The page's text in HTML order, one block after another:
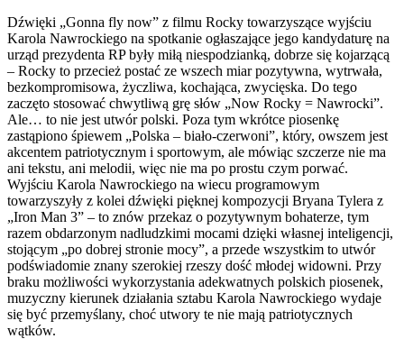
Dźwięki „Gonna fly now” z filmu Rocky towarzyszące wyjściu
Karola Nawrockiego na spotkanie ogłaszające jego kandydaturę na
urząd prezydenta RP były miłą niespodzianką, dobrze się kojarzącą
– Rocky to przecież postać ze wszech miar pozytywna, wytrwała,
bezkompromisowa, życzliwa, kochająca, zwycięska. Do tego
zaczęto stosować chwytliwą grę słów „Now Rocky = Nawrocki”.
Ale… to nie jest utwór polski. Poza tym wkrótce piosenkę
zastąpiono śpiewem „Polska – biało-czerwoni”, który, owszem jest
akcentem patriotycznym i sportowym, ale mówiąc szczerze nie ma
ani tekstu, ani melodii, więc nie ma po prostu czym porwać.
Wyjściu Karola Nawrockiego na wiecu programowym
towarzyszyły z kolei dźwięki pięknej kompozycji Bryana Tylera z
„Iron Man 3” – to znów przekaz o pozytywnym bohaterze, tym
razem obdarzonym nadludzkimi mocami dzięki własnej inteligencji,
stojącym „po dobrej stronie mocy”, a przede wszystkim to utwór
podświadomie znany szerokiej rzeszy dość młodej widowni. Przy
braku możliwości wykorzystania adekwatnych polskich piosenek,
muzyczny kierunek działania sztabu Karola Nawrockiego wydaje
się być przemyślany, choć utwory te nie mają patriotycznych
wątków.